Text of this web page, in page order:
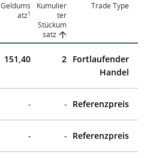
Geldums
atz1
Kumulier
ter
Stückum
satz
Trade Type
151,40 2 Fortlaufender
Handel
- - Referenzpreis
- - Referenzpreis